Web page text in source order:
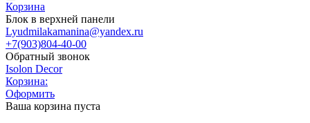
Корзина
Блок в верхней панели
Lyudmilakamanina@yandex.ru
+7(903)804-40-00
Обратный звонок
Isolon Decor
Корзина:
Оформить
Ваша корзина пуста